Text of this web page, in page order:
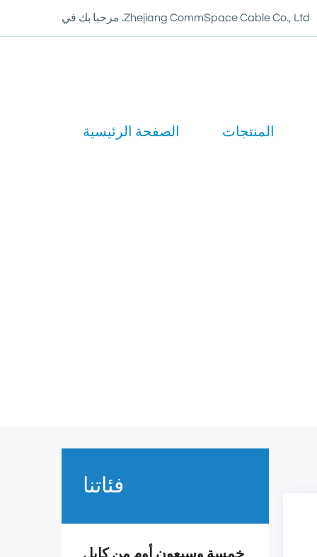
مرحبا بك في .Zhejiang CommSpace Cable Co., Ltd
الصفحة الرئيسية المنتجات
فئاتنا
خمسة وسبعون أوم من كابل